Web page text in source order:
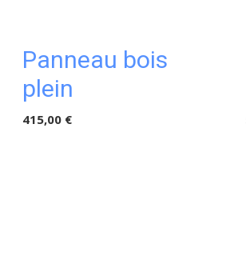
Panneau bois
plein
415,00 €